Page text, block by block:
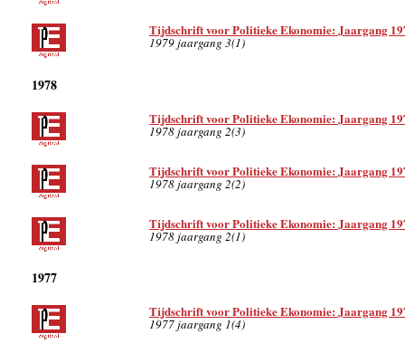
Tijdschrift voor Politieke Ekonomie: Jaargang
1979 jaargang 3(1)
1978
Tijdschrift voor Politieke Ekonomie: Jaargang
1978 jaargang 2(3)
Tijdschrift voor Politieke Ekonomie: Jaargang
1978 jaargang 2(2)
Tijdschrift voor Politieke Ekonomie: Jaargang
1978 jaargang 2(1)
1977
Tijdschrift voor Politieke Ekonomie: Jaargang
1977 jaargang 1(4)